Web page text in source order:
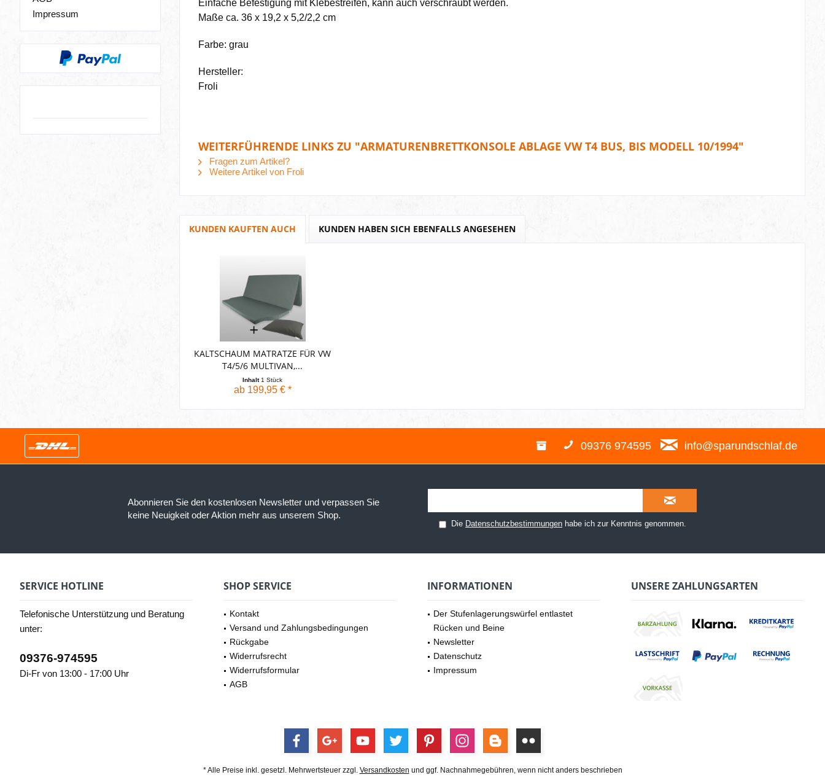
Impressum
Einfache Befestigung mit Klebestreifen, kann auch verschraubt werden.
Maße ca. 36 x 19,2 x 5,2/2,2 cm
Farbe: grau
Hersteller:
Froli
WEITERFÜHRENDE LINKS ZU "ARMATURENBRETTKONSOLE ABLAGE VW T4 BUS, BIS MODELL 10/1994"
Fragen zum Artikel?
Weitere Artikel von Froli
KUNDEN KAUFTEN AUCH KUNDEN HABEN SICH EBENFALLS ANGESEHEN
KALTSCHAUM MATRATZE FÜR VW
T4/5/6 MULTIVAN,...
Inhalt 1 Stück
ab 199,95 € *
09376 974595 info@sparundschlaf.de
Abonnieren Sie den kostenlosen Newsletter und verpassen Sie
keine Neuigkeit oder Aktion mehr aus unserem Shop.
Die Datenschutzbestimmungenhabe ich zur Kenntnis genommen.
SERVICE HOTLINE
Telefonische Unterstützung und Beratung
unter:
09376-974595
Di-Fr von 13:00 - 17:00 Uhr
SHOP SERVICE
Kontakt
Versand und Zahlungsbedingungen
Rückgabe
Widerrufsrecht
Widerrufsformular
AGB
INFORMATIONEN
Der Stufenlagerungswürfel entlastet
Rücken und Beine
Newsletter
Datenschutz
Impressum
UNSERE ZAHLUNGSARTEN
* Alle Preise inkl. gesetzl. Mehrwertsteuer zzgl. Versandkosten und ggf. Nachnahmegebühren, wenn nicht anders beschrieben